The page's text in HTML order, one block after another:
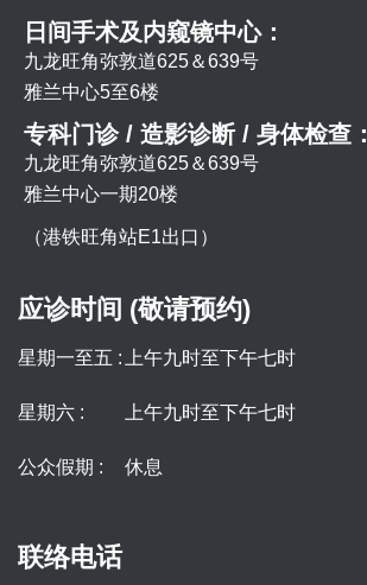
日间手术及内窥镜中心：
九龙旺角弥敦道625＆639号
雅兰中心5至6楼
专科门诊 / 造影诊断 / 身体检查：
九龙旺角弥敦道625＆639号
雅兰中心一期20楼
（港铁旺角站E1出口）
应诊时间 (敬请预约)
星期一至五 : 上午九时至下午七时
星期六 : 上午九时至下午七时
公众假期 : 休息
联络电话